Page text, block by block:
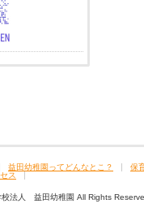
益田幼稚園ってどんなとこ？ 保
ス
校法人 益田幼稚園 All Rights